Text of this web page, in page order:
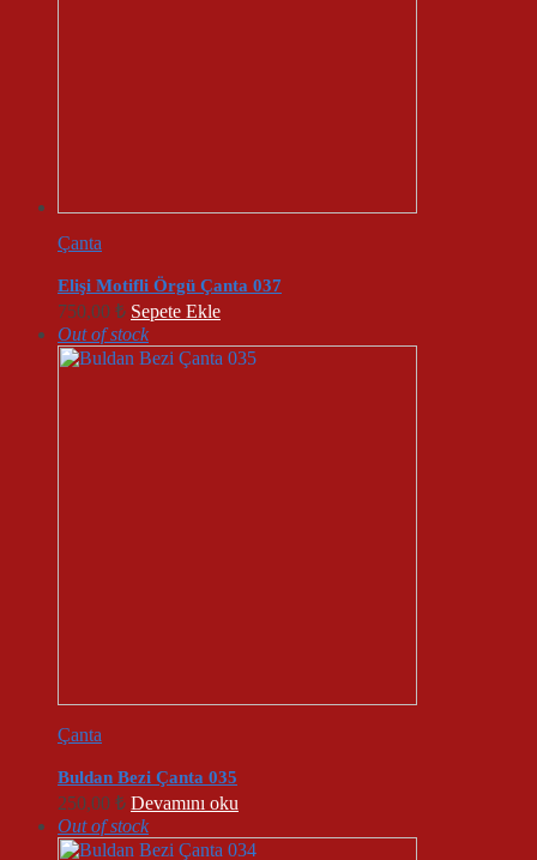
Çanta
Elişi Motifli Örgü Çanta 037
750,00 ₺ Sepete Ekle
Out of stock
Çanta
Buldan Bezi Çanta 035
250,00 ₺ Devamını oku
Out of stock